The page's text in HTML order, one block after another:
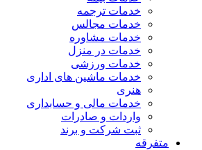
خدمات ترجمه
خدمات مجالس
خدمات مشاوره
خدمات در منزل
خدمات ورزشی
خدمات ماشین های اداری
هنری
خدمات مالی و حسابداری
واردات و صادرات
ثبت شرکت و برند
متفرقه